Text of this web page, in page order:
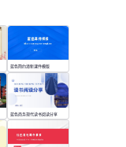
蓝色简约清新课件模版
蓝色商务现代读书阅读分享